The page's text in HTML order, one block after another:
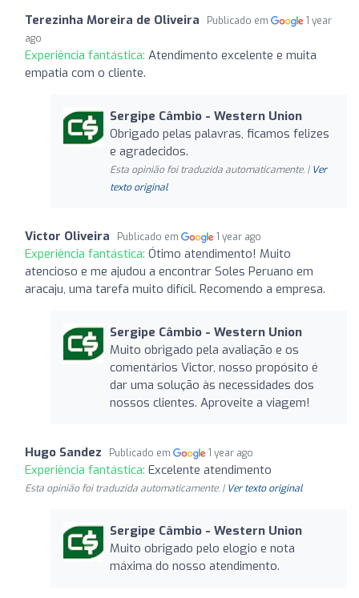
Terezinha Moreira de Oliveira Publicado em
1 year
ago
Experiência fantástica: Atendimento excelente e muita
empatia com o cliente.
Sergipe Câmbio - Western Union
Obrigado pelas palavras, ficamos felizes
e agradecidos.
Esta opinião foi traduzida automaticamente. | Ver
texto original
Victor Oliveira Publicado em 1 year ago
Experiência fantástica: Ótimo atendimento! Muito
atencioso e me ajudou a encontrar Soles Peruano em
aracaju, uma tarefa muito difícil. Recomendo a empresa.
Sergipe Câmbio - Western Union
Muito obrigado pela avaliação e os
comentários Victor, nosso propósito é
dar uma solução às necessidades dos
nossos clientes. Aproveite a viagem!
Hugo Sandez Publicado em 1 year ago
Experiência fantástica: Excelente atendimento
Esta opinião foi traduzida automaticamente. | Ver texto original
Sergipe Câmbio - Western Union
Muito obrigado pelo elogio e nota
máxima do nosso atendimento.